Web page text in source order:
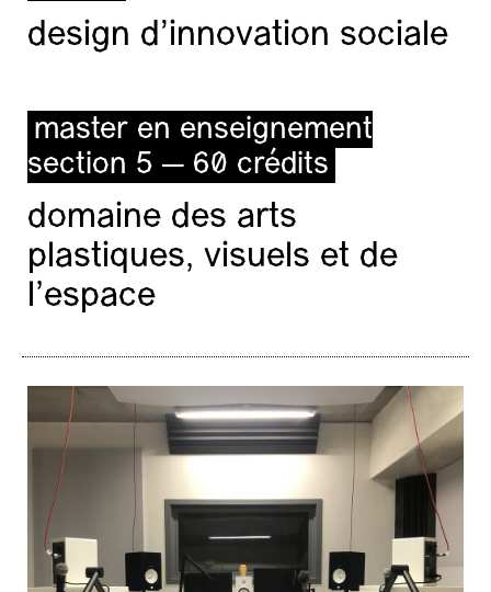
design d'innovation sociale
master en enseignement
section 5 — 60 crédits
domaine des arts
plastiques, visuels et de
l’espace